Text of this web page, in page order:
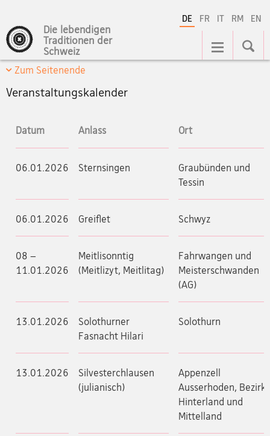
DE FR IT RM EN
Die lebendigen
Traditionen der
Schweiz
Hauptnavigation
Zum Seitenende
Veranstaltungskalender
Datum Anlass Ort
06.01.2026 Sternsingen
Graubünden und
Tessin
06.01.2026 Greiflet Schwyz
08 –
11.01.2026
Meitlisonntig
(Meitlizyt, Meitlitag)
Fahrwangen und
Meisterschwanden
(AG)
13.01.2026
Solothurner
Fasnacht Hilari
Solothurn
13.01.2026
Silvesterchlausen
(julianisch)
Appenzell
Ausserhoden, Bezirk
Hinterland und
Mittelland